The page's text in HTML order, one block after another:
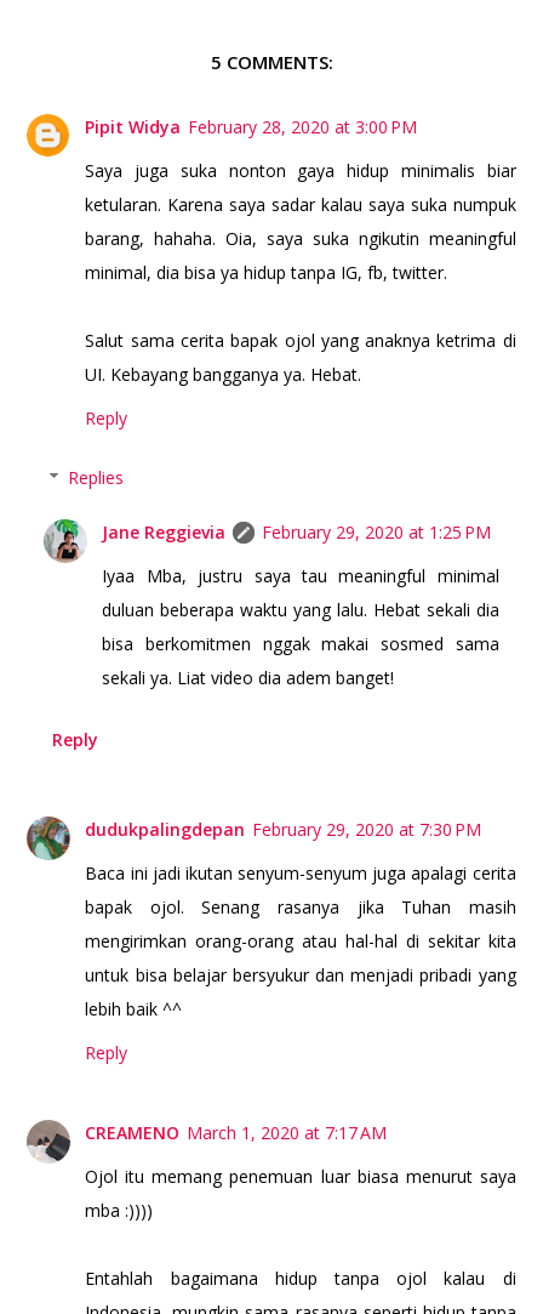
5 COMMENTS:
Pipit Widya February 28, 2020 at 3:00 PM
Saya juga suka nonton gaya hidup minimalis biar
ketularan. Karena saya sadar kalau saya suka numpuk
barang, hahaha. Oia, saya suka ngikutin meaningful
minimal, dia bisa ya hidup tanpa IG, fb, twitter.
Salut sama cerita bapak ojol yang anaknya ketrima di
UI. Kebayang bangganya ya. Hebat.
Reply
Replies
Jane Reggievia
February 29, 2020 at 1:25 PM
Iyaa Mba, justru saya tau meaningful minimal
duluan beberapa waktu yang lalu. Hebat sekali dia
bisa berkomitmen nggak makai sosmed sama
sekali ya. Liat video dia adem banget!
Reply
dudukpalingdepan February 29, 2020 at 7:30 PM
Baca ini jadi ikutan senyum-senyum juga apalagi cerita
bapak ojol. Senang rasanya jika Tuhan masih
mengirimkan orang-orang atau hal-hal di sekitar kita
untuk bisa belajar bersyukur dan menjadi pribadi yang
lebih baik ^^
Reply
CREAMENO March 1, 2020 at 7:17 AM
Ojol itu memang penemuan luar biasa menurut saya
mba :))))
Entahlah bagaimana hidup tanpa ojol kalau di